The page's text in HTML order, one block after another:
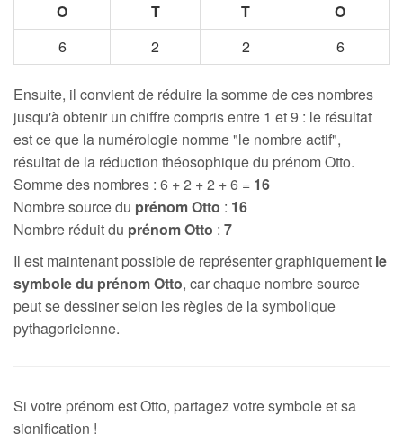
O
T T
O
6
2 2 6
Ensuite, il convient de réduire la somme de ces nombres
jusqu'à obtenir un chiffre compris entre 1 et 9 : le résultat
est ce que la numérologie nomme "le nombre actif",
résultat de la réduction théosophique du prénom Otto.
Somme des nombres : 6 + 2 + 2 + 6 = 16
Nombre source du prénom Otto : 16
Nombre réduit du prénom Otto : 7
Il est maintenant possible de représenter graphiquement le
symbole du prénom Otto, car chaque nombre source
peut se dessiner selon les règles de la symbolique
pythagoricienne.
Si votre prénom est Otto, partagez votre symbole et sa
signification !